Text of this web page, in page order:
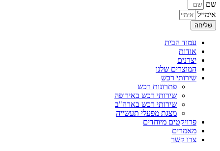
שם
אימייל
שליחה
עמוד הבית
אודות
יצרנים
המוצרים שלנו
שירותי רכש
פתרונות רכש
שירותי רכש באירופה
שירותי רכש בארה"ב
מצגת מפעלי תעשייה
פרויקטים מיוחדים
מאמרים
צרו קשר